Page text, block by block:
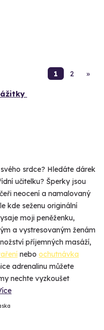
1 2 »
srdce? Hledáte dárek
učitelku? Šperky jsou
neocení a namalovaný
kde seženu originální
moji peněženku,
a vystresovaným ženám
příjemných masáží,
nebo ochutnávka
adrenalinu můžete
nechte vyzkoušet